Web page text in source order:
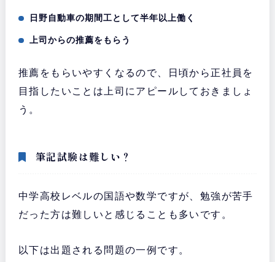
日野自動車の期間工として半年以上働く
上司からの推薦をもらう
推薦をもらいやすくなるので、日頃から正社員を
目指したいことは上司にアピールしておきましょ
う。
筆記試験は難しい？
中学高校レベルの国語や数学ですが、勉強が苦手
だった方は難しいと感じることも多いです。
以下は出題される問題の一例です。